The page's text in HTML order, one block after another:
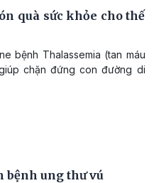
quà sức khỏe cho thế
bệnh Thalassemia (tan máu
chặn đứng con đường di
bệnh ung thư vú